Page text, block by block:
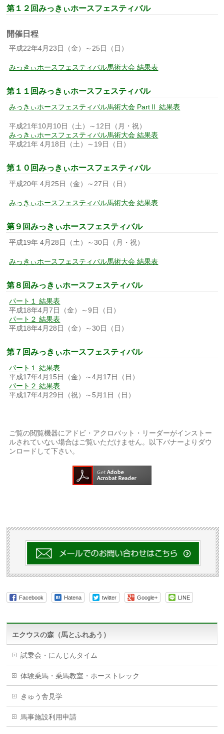
第１２回みっきぃホースフェスティバル
開催日程
平成22年4月23日（金）～25日（日）
みっきぃホースフェスティバル馬術大会 結果表
第１１回みっきぃホースフェスティバル
みっきぃホースフェスティバル馬術大会 PartⅡ 結果表
平成21年10月10日（土）～12日（月・祝）
みっきぃホースフェスティバル馬術大会 結果表
平成21年 4月18日（土）～19日（日）
第１０回みっきぃホースフェスティバル
平成20年 4月25日（金）～27日（日）
みっきぃホースフェスティバル馬術大会 結果表
第９回みっきぃホースフェスティバル
平成19年 4月28日（土）～30日（月・祝）
みっきぃホースフェスティバル馬術大会 結果表
第８回みっきぃホースフェスティバル
パート１ 結果表
平成18年4月7日（金）～9日（日）
パート２ 結果表
平成18年4月28日（金）～30日（日）
第７回みっきぃホースフェスティバル
パート１ 結果表
平成17年4月15日（金）～4月17日（日）
パート２ 結果表
平成17年4月29日（祝）～5月1日（日）
ご覧の閲覧機器にアドビ・アクロバット・リーダーがインストー
ルされていない場合はご覧いただけません。以下バナーよりダウ
ンロードして下さい。
Facebook Hatena twitter Google+ LINE
エクウスの森（馬とふれあう）
試乗会・にんじんタイム
体験乗馬・乗馬教室・ホーストレック
きゅう舎見学
馬事施設利用申請